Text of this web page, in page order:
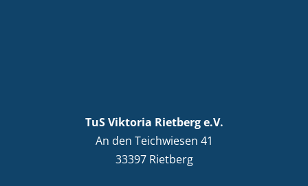
TuS Viktoria Rietberg e.V.
An den Teichwiesen 41
33397 Rietberg